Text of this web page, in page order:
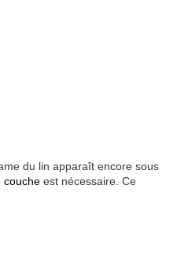
du lin apparaît encore sous
couche est nécessaire. Ce